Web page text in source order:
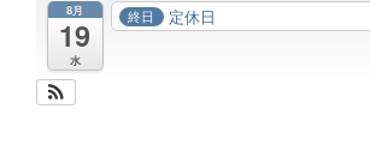
8月
19
水
終日 定休日